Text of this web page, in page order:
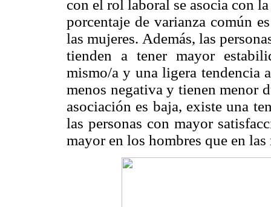
con el rol laboral se asocia con
porcentaje de varianza común
las mujeres. Además, las
tienden a tener mayor
mismo/a y una ligera tendencia
menos negativa y tienen menor
asociación es baja, existe una
las personas con mayor
mayor en los hombres que en las